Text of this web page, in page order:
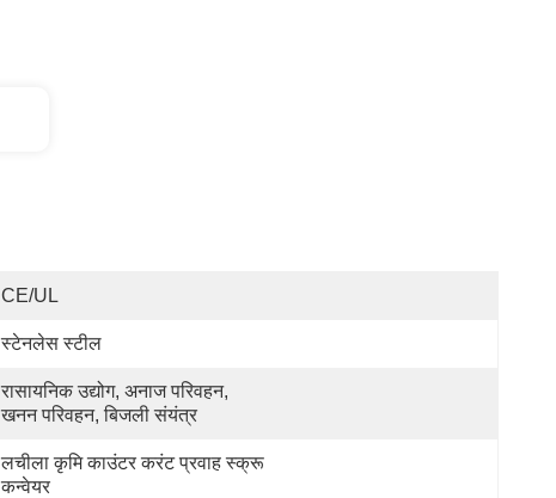
CE/UL
स्टेनलेस स्टील
रासायनिक उद्योग, अनाज परिवहन,
खनन परिवहन, बिजली संयंत्र
लचीला कृमि काउंटर करंट प्रवाह स्क्रू
कन्वेयर